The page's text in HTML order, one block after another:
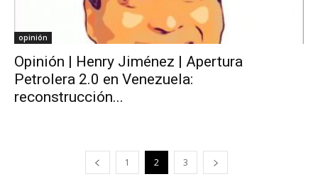
opinión
Opinión | Henry Jiménez | Apertura
Petrolera 2.0 en Venezuela:
reconstrucción...
1 2 3